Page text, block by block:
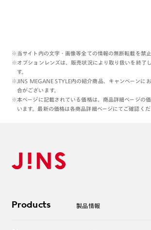
※当サイト内の文字・画像等全ての情報の無断転載を禁止
※オプションレンズは、販売状況により取り扱いを終了
す。
※JINS MEGANE STYLE内の紹介商品、キャンペーンに
合がございます。
※本ページに記載されている価格は、商品詳細ページの
います。最新の価格は各商品詳細ページにてご確認くだ
Products 製品情報